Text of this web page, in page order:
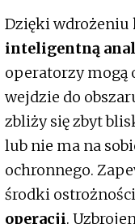
Dzięki wdrożeniu
inteligentną
operatorzy mogą
wejdzie do
zbliży się zbyt
lub nie ma na
ochronnego.
środki
operacji.